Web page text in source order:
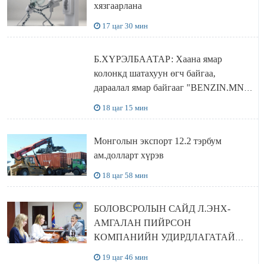
хязгаарлана
17 цаг 30 мин
Б.ХҮРЭЛБААТАР: Хаана ямар
колонкд шатахуун өгч байгаа,
дараалал ямар байгааг "BENZIN.MN”
18 цаг 15 мин
Монголын экспорт 12.2 тэрбум
ам.долларт хүрэв
18 цаг 58 мин
БОЛОВСРОЛЫН САЙД Л.ЭНХ-
АМГАЛАН ПИЙРСОН
КОМПАНИЙН УДИРДЛАГАТАЙ
19 цаг 46 мин